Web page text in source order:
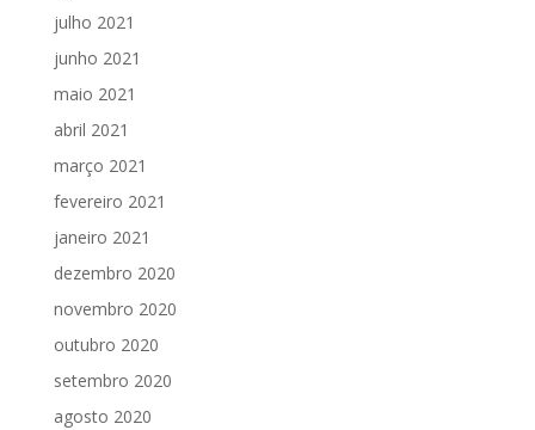
julho 2021
junho 2021
maio 2021
abril 2021
março 2021
fevereiro 2021
janeiro 2021
dezembro 2020
novembro 2020
outubro 2020
setembro 2020
agosto 2020